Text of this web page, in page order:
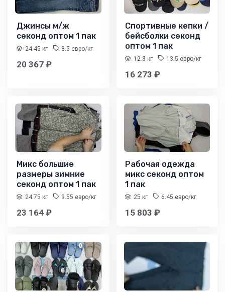
Джинсы м/ж
секонд оптом 1 пак
24.45 кг 8.5 евро/кг
20 367 ₽
Спортивные кепки /
бейсболки секонд
оптом 1 пак
12.3 кг 13.5 евро/кг
16 273 ₽
Микс большие
размеры зимние
секонд оптом 1 пак
24.75 кг 9.55 евро/кг
23 164 ₽
Рабочая одежда
микс секонд оптом
1 пак
25 кг 6.45 евро/кг
15 803 ₽